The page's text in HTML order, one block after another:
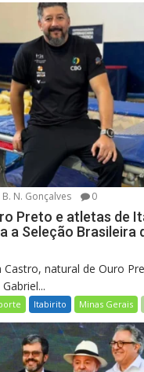
B. N. Gonçalves 0
Preto e atletas de
a Seleção Brasileira
Castro, natural de Ouro
Itabirito Minas Gerais